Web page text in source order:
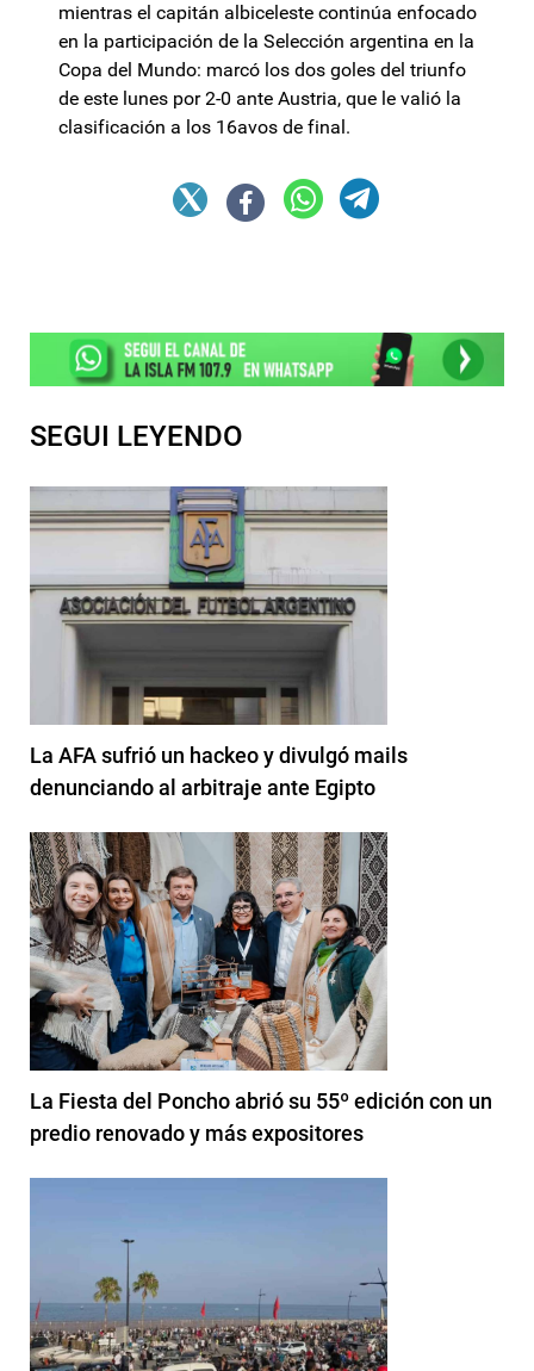
mientras el capitán albiceleste continúa enfocado
en la participación de la Selección argentina en la
Copa del Mundo: marcó los dos goles del triunfo
de este lunes por 2-0 ante Austria, que le valió la
clasificación a los 16avos de final.
SEGUI LEYENDO
La AFA sufrió un hackeo y divulgó mails
denunciando al arbitraje ante Egipto
La Fiesta del Poncho abrió su 55º edición con un
predio renovado y más expositores